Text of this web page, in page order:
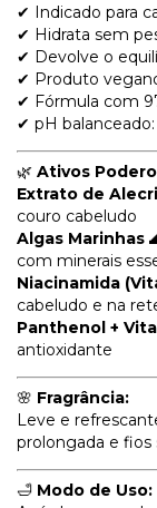
✔ Indicado para
✔ Hidrata sem
✔ Devolve o
✔ Produto
✔ Fórmula com
✔ pH balanceado:
🌿 Ativos
Extrato de
couro cabeludo
Algas Marinhas
com minerais
Niacinamida
cabeludo e na
Panthenol +
antioxidante
🌸 Fragrância:
Leve e
prolongada e
🛁 Modo de Uso: